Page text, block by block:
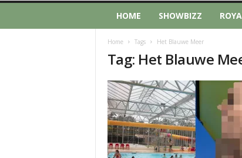
HOME SHOWBIZZ
Home Tags Het Blauwe Meer
Tag: Het Blauwe